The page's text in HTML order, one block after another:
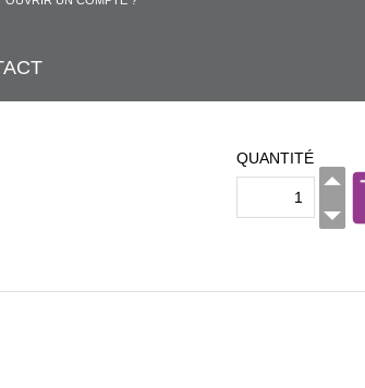
QUANTITÉ